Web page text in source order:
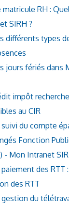
RH :
SIRH ?
différents types
jours fériés dans
impôt
au CIR
du compte
Fonction
- Mon Intranet
des RTT
des RTT
du